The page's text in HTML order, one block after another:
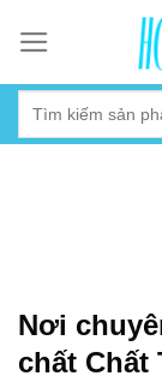
content
Nơi
chất Chất